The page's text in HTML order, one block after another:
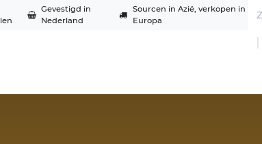
Gevestigd in
Nederland
Sourcen in Azië, verkopen in
Europa